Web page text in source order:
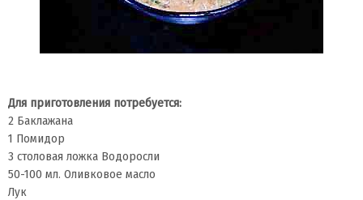
Для приготовления потребуется:
2 Баклажана
1 Помидор
3 столовая ложка Водоросли
50-100 мл. Оливковое масло
Лук